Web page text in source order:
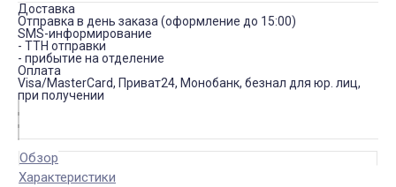
Доставка
Отправка в день заказа (оформление до 15:00)
SMS-информирование
- ТТН отправки
- прибытие на отделение
Оплата
Visa/MasterCard, Приват24, Монобанк, безнал для юр. лиц,
при получении
Обзор
Характеристики